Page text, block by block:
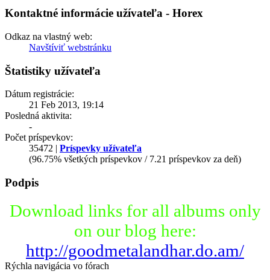
Kontaktné informácie užívateľa - Horex
Odkaz na vlastný web:
Navštíviť webstránku
Štatistiky užívateľa
Dátum registrácie:
21 Feb 2013, 19:14
Posledná aktivita:
-
Počet príspevkov:
35472 | Príspevky užívateľa
(96.75% všetkých príspevkov / 7.21 príspevkov za deň)
Podpis
Download links for all albums only
on our blog here:
http://goodmetalandhar.do.am/
Rýchla navigácia vo fórach